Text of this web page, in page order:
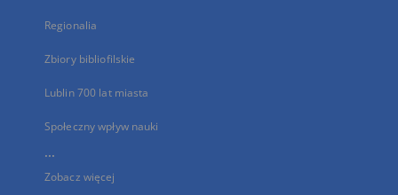
Regionalia
Zbiory bibliofilskie
Lublin 700 lat miasta
Społeczny wpływ nauki
...
Zobacz więcej